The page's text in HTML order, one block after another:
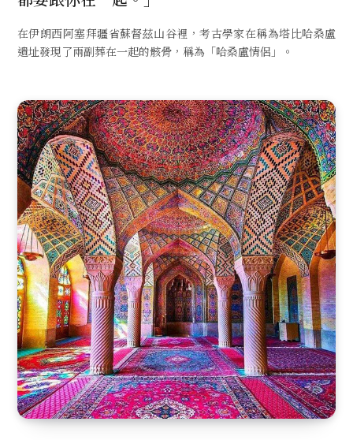
在伊朗西阿塞拜疆省蘇督茲山谷裡，考古學家在稱為塔比哈桑盧
遺址發現了兩副葬在一起的骸骨，稱為「哈桑盧情侶」。